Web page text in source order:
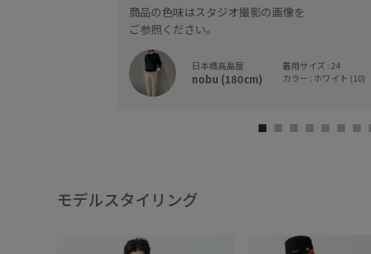
商品の色味はスタジオ撮影の画像を
ご参照ください。
日本橋高島屋
nobu (180cm)
着用サイズ : 24
カラー : ホワイト (10)
モデルスタイリング